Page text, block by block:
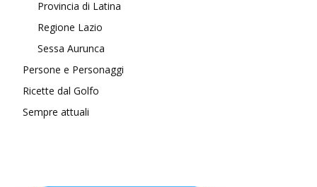
Provincia di Latina
Regione Lazio
Sessa Aurunca
Persone e Personaggi
Ricette dal Golfo
Sempre attuali